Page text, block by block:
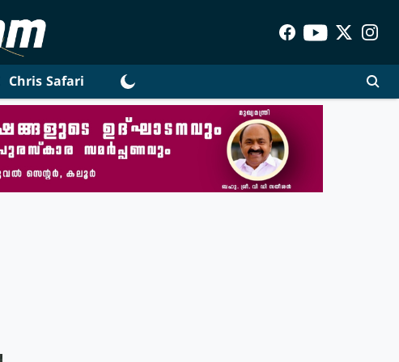
Chris Safari